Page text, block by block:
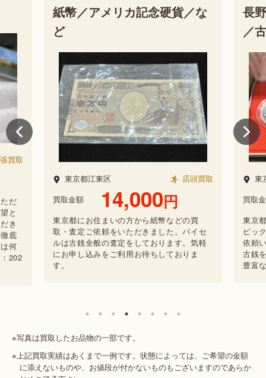
買取
だ
と
き
底
何
202
紙幣／アメリカ記念硬貨／な
ど
東京都江東区
店頭買取
買取金額
14,000円
東京都にお住まいの方から紙幣などの買
取・査定ご依頼をいただきました。バイセ
ルは古銭全般の査定をしております。気軽
にお申し込みをご利用お待ちしておりま
す。
長
／
東
買取
東京
ピッ
依頼
古銭
豊富
※写真は買取したお品物の一部です。
※上記買取実績はあくまで一例です。状態によっては、ご希望の金額
に添えないものや、お値段が付かないものもございますのであらか